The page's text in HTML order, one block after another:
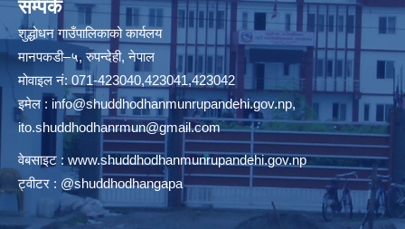
सम्पर्क
शुद्धोधन गाउँपालिकाको कार्यलय
मानपकडी–५, रुपन्देही, नेपाल
मोवाइल नं: 071-423040,423041,423042
इमेल : info@shuddhodhanmunrupandehi.gov.np,
ito.shuddhodhanrmun@gmail.com
वेबसाइट : www.shuddhodhanmunrupandehi.gov.np
ट्वीटर : @shuddhodhangapa